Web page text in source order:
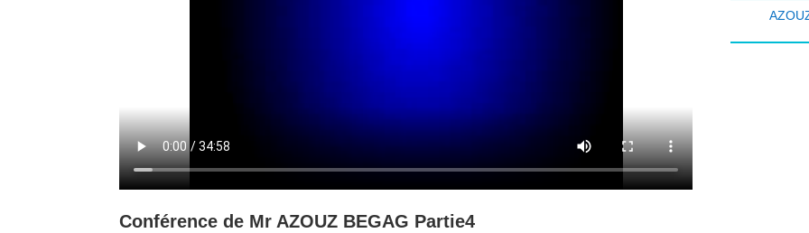
Conférence de Mr AZOUZ BEGAG Partie4